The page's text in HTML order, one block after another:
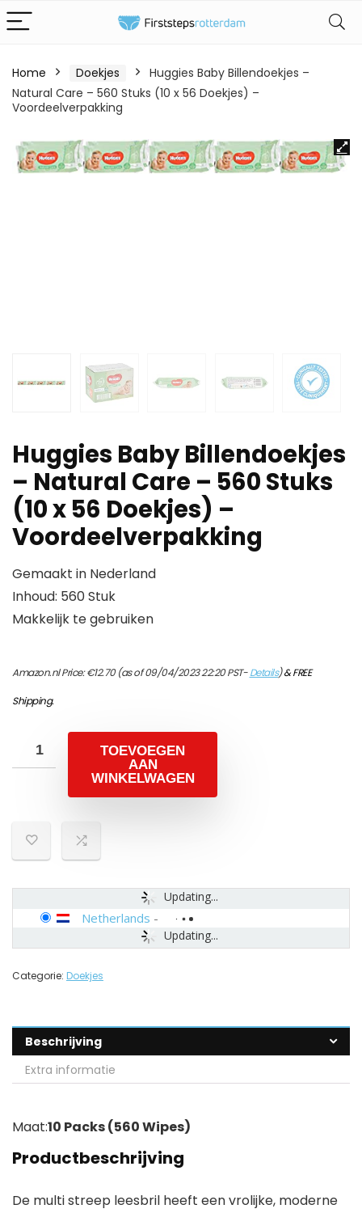
Home Doekjes
Huggies Baby Billendoekjes –
Natural Care – 560 Stuks (10 x 56 Doekjes) –
Voordeelverpakking
Huggies Baby Billendoekjes
– Natural Care – 560 Stuks
(10 x 56 Doekjes) –
Voordeelverpakking
Gemaakt in Nederland
Inhoud: 560 Stuk
Makkelijk te gebruiken
Amazon.nl Price:€12.70(as of 09/04/2023 22:20 PST-Details)&FREE
Shipping.
TOEVOEGEN
AAN
WINKELWAGEN
Updating...
Updating...
Netherlands -
Categorie: Doekjes
Beschrijving
Extra informatie
Maat:10 Packs (560 Wipes)
Productbeschrijving
De multi streep leesbril heeft een vrolijke, moderne